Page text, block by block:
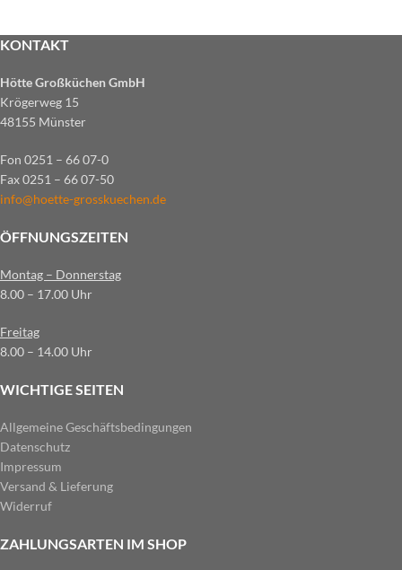
KONTAKT
Hötte Großküchen GmbH
Krögerweg 15
48155 Münster
Fon 0251 – 66 07-0
Fax 0251 – 66 07-50
info@hoette-grosskuechen.de
ÖFFNUNGSZEITEN
Montag – Donnerstag
8.00 – 17.00 Uhr
Freitag
8.00 – 14.00 Uhr
WICHTIGE SEITEN
Allgemeine Geschäftsbedingungen
Datenschutz
Impressum
Versand & Lieferung
Widerruf
ZAHLUNGSARTEN IM SHOP